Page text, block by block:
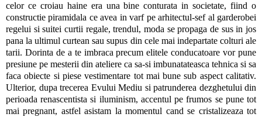
celor ce croiau haine era una bine conturata in societate, fiind o
constructie piramidala ce avea in varf pe arhitectul-sef al garderobei
regelui si suitei curtii regale, trendul, moda se propaga de sus in jos
pana la ultimul curtean sau supus din cele mai indepartate colturi ale
tarii. Dorinta de a te imbraca precum elitele conducatoare vor pune
presiune pe mesterii din ateliere ca sa-si imbunatateasca tehnica si sa
faca obiecte si piese vestimentare tot mai bune sub aspect calitativ.
Ulterior, dupa trecerea Evului Mediu si patrunderea dezghetului din
perioada renascentista si iluminism, accentul pe frumos se pune tot
mai pregnant, astfel asistam la momentul cand se cristalizeaza tot